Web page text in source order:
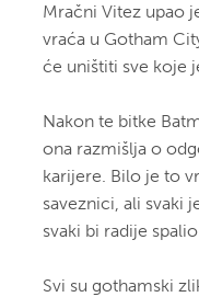
Mračni Vitez upao
vraća u Gotham
će uništiti sve koje
Nakon te bitke
ona razmišlja o
karijere. Bilo je to
saveznici, ali svaki
svaki bi radije
Svi su gothamski